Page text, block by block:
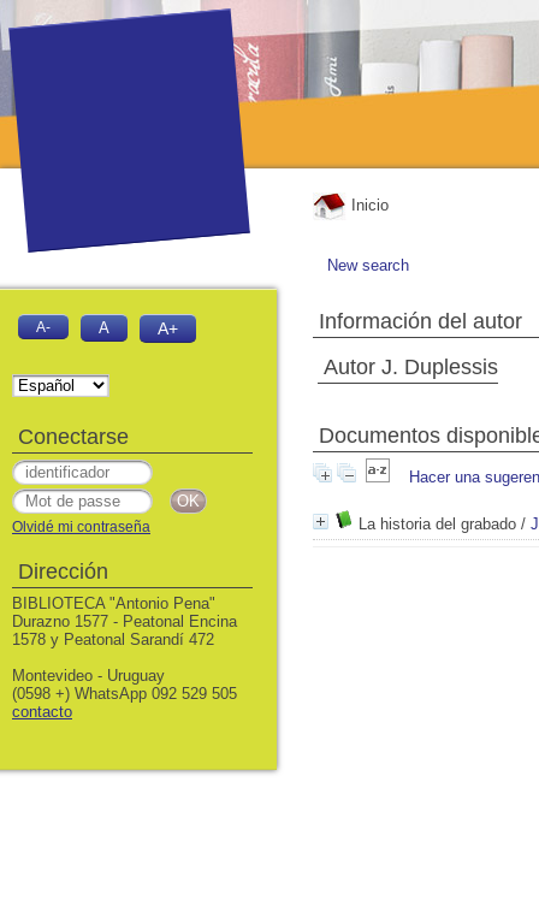
Inicio
New search
Información del autor
Autor J. Duplessis
Documentos
Hacer una
La historia del grabado /
A- A A+
Conectarse
Olvidé mi contraseña
Dirección
BIBLIOTECA "Antonio Pena"
Durazno 1577 - Peatonal Encina
1578 y Peatonal Sarandí 472
Montevideo - Uruguay
(0598 +) WhatsApp 092 529 505
contacto